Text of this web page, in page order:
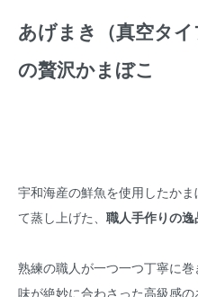
あげまき（真空タ
の贅沢かまぼこ
宇和海産の鮮魚を使用したか
て蒸し上げた、 職人手作りの逸
熟練の職人が一つ一つ丁寧に
味が絶妙に合わさった高級感の